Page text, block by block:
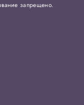
запрещено.